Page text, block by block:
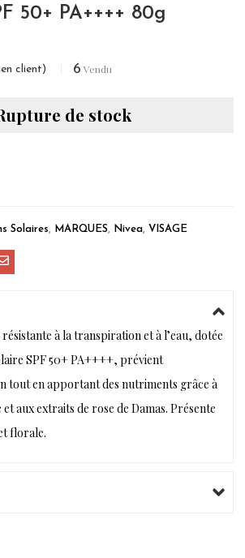
50+ PA++++ 80g
client) 6 Vendu
de stock
Solaires MARQUES Nivea VISAGE
à la transpiration et à l’eau, dotée
SPF 50+ PA++++, prévient
tout en apportant des nutriments grâce à
aux extraits de rose de Damas. Présente
florale.